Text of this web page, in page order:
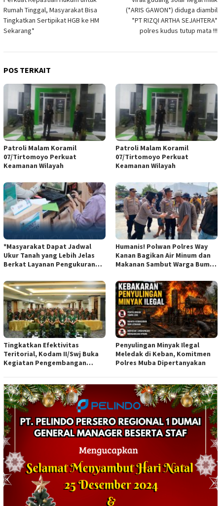
pos
Rumah Tinggal, Masyarakat Bisa
Tingkatkan Sertipikat HGB ke HM
Sekarang*
(*ARIS GAWON*) diduga diambil
*PT RIZQI ARTHA SEJAHTERA*
polres kudus tutup mata !!!
POS TERKAIT
Patroli Malam Koramil
07/Tirtomoyo Perkuat
Keamanan Wilayah
Patroli Malam Koramil
07/Tirtomoyo Perkuat
Keamanan Wilayah
*Masyarakat Dapat Jadwal
Ukur Tanah yang Lebih Jelas
Berkat Layanan Pengukuran
Humanis! Polwan Polres Way
Kanan Bagikan Air Minum dan
Makanan Sambut Warga Bumi
Tingkatkan Efektivitas
Teritorial, Kodam II/Swj Buka
Kegiatan Pengembangan
Apkowil TA 2026*
Penyulingan Minyak Ilegal
Meledak di Keban, Komitmen
Polres Muba Dipertanyakan